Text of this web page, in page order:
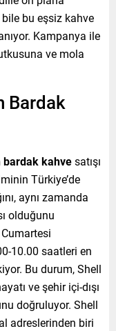
bile bu eşsiz kahve
Kampanya ile
ve mola
Bardak
bardak kahvesatışı
Türkiye’de
aynı zamanda
olduğunu
10.00 saatleri en
Bu durum, Shell
ve şehir içi-dışı
doğruluyor. Shell
adreslerinden biri